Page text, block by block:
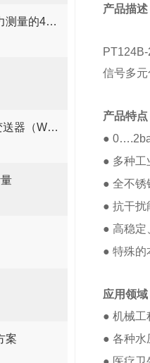
橡塑厂必看！高温熔体压力测量的4大致命痛点，90%工厂都在踩坑
带您全面了解LORA裂缝变送器（WY7010）
案
产品描述
信号多
产品特点
●
● 多种工
● 全不锈
● 抗干扰
● 高稳定
● 特殊的
应用领域
● 机械工
● 各种水